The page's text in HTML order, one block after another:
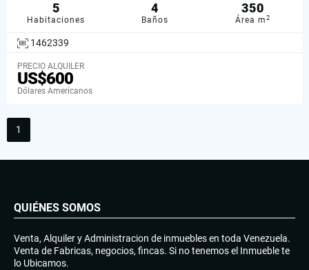
5
Habitaciones
4
Baños
350
Área m2
1462339
PRECIO ALQUILER
US$600
Dólares Americanos
1
QUIÉNES SOMOS
Venta, Alquiler y Administracion de inmuebles en toda Venezuela.
Venta de Fabricas, negocios, fincas. Si no tenemos el Inmueble te
lo Ubicamos.